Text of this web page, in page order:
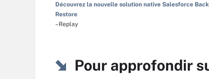
Découvrez la nouvelle solution native Salesforce
Restore
–Replay
Pour approfondir